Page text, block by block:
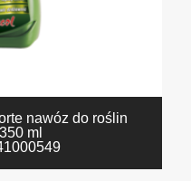
nawóz do roślin
ml